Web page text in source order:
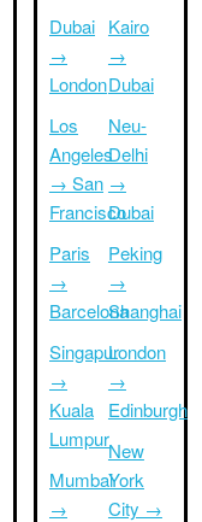
Dubai
→
London
Los
Angeles
→ San
Francisco
Paris
→
Barcelona
Singapur
→
Kuala
Lumpur
Mumbai
→
Kairo
→
Dubai
Neu-
Delhi
→
Dubai
Peking
→
Shanghai
London
→
Edinburgh
New
York
City →